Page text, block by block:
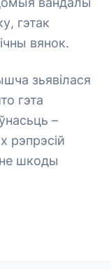
гэтак
вянок.
зьявілася
гэта
–
рэпрэсій
шкоды